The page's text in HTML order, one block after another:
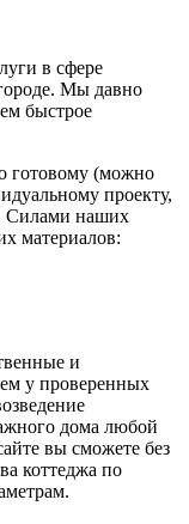
в сфере
Мы давно
быстрое
готовому (можно
проекту,
Силами наших
материалов:
и
у проверенных
дома любой
вы сможете без
коттеджа по